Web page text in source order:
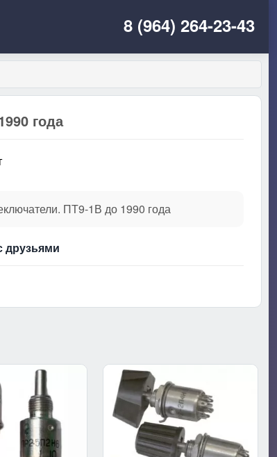
8 (964) 264-23-43
года
ПТ9-1В до 1990 года
друзьями